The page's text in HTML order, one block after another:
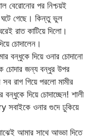
বেরোনোর পর নিশ্চয়ই
ঘটে গেছে। কিন্তু ভুল
রাত কাটিয়ে দিলো।
চোদালেন।
বন্ধুকে দিয়ে ওনার চোদানো
চোদার জন্য বন্ধুর উপর
রাগ গিয়ে পরলো মামীর
দিয়ে চোদাচ্ছেন! শালী
ওনার গুদে ঢুকিয়ে
আমার সাথে আড্ডা দিতে